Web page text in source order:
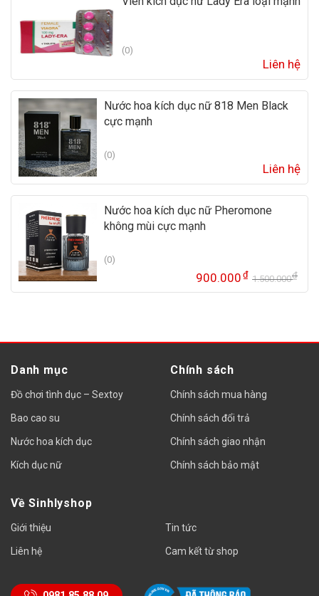
(0)
Liên hệ
Nước hoa kích dục nữ 818 Men Black
cực mạnh
(0)
Liên hệ
Nước hoa kích dục nữ Pheromone
không mùi cực mạnh
(0)
1.500.000₫
900.000₫
Danh mục
Đồ chơi tình dục – Sextoy
Bao cao su
Nước hoa kích dục
Kích dục nữ
Chính sách
Chính sách mua hàng
Chính sách đổi trả
Chính sách giao nhận
Chính sách bảo mật
Về Sinhlyshop
Giới thiệu
Liên hệ
Tin tức
Cam kết từ shop